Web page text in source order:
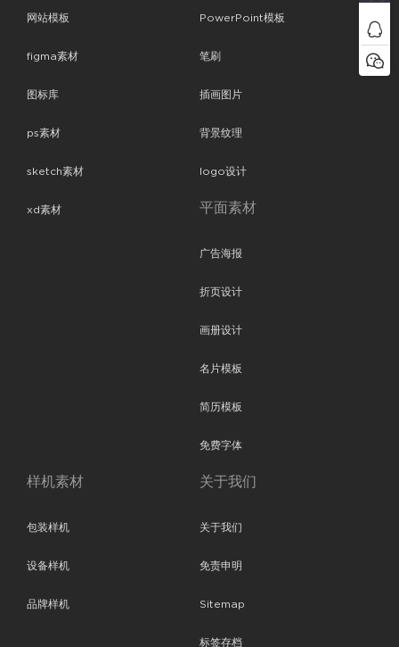
网站模板
figma素材
图标库
ps素材
sketch素材
xd素材
PowerPoint模板
笔刷
插画图片
背景纹理
logo设计
平面素材
广告海报
折页设计
画册设计
名片模板
简历模板
免费字体
样机素材
包装样机
设备样机
品牌样机
关于我们
关于我们
免责申明
Sitemap
标签存档